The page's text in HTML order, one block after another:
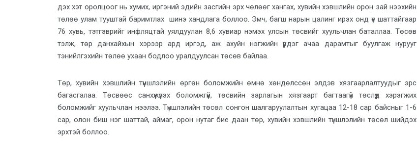
дэх хэт оролцоог нь хумих, иргэний эдийн засгийн эрх чөлөөг хангах, хувийн хэвшлийн орон зай нээхийн
төлөө улам тууштай баримтлах шинэ хандлага боллоо. Эмч, багш нарын цалинг ирэх онд үе шаттайгаар
76 хувь, тэтгэврийг инфляцтай уялдуулан 8,6 хувиар нэмэх улсын төсвийг хуульчлан баталлаа. Төсөв
тэлж, төр данхайхын хэрээр ард иргэд, аж ахуйн нэгжийн үүрдэг ачаа дарамтыг буулгаж нурууг
тэнийлгэхийн төлөө ухаан бодлоо уралдуулсан төсөв байлаа.
Төр, хувийн хэвшлийн түншлэлийн өргөн боломжийн өмнө хөндөлссөн элдэв хязгаарлалтуудыг эрс
багасгалаа. Төсвөөс санхүүжүүлэх боломжгүй, төсвийн зарлагын хязгаарт багтаагүй төслүүд хэрэгжих
боломжийг хуульчлан нээлээ. Түншлэлийн төсөл сонгон шалгаруулалтын хугацаа 12-18 сар байсныг 1-6
сар, олон биш нэг шаттай, аймаг, орон нутаг бие даан төр, хувийн хэвшлийн түншлэлийн төсөл шийдэх
эрхтэй боллоо.